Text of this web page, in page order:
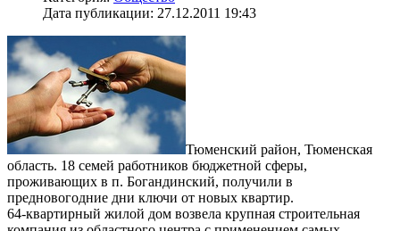
Дата публикации: 27.12.2011 19:43
Тюменский район, Тюменская
область. 18 семей работников бюджетной сферы,
проживающих в п. Богандинский, получили в
предновогодние дни ключи от новых квартир.
64-квартирный жилой дом возвела крупная строительная